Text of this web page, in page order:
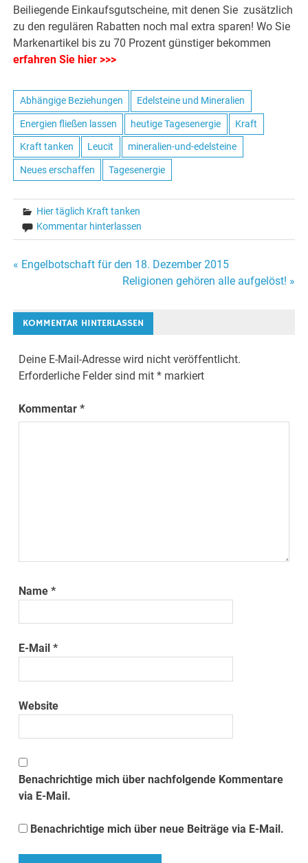
Beiliegende Einkaufsgutscheine, mit denen Sie zusätzlich
zu den regulären Rabatten noch mal extra sparen! Wo Sie
Markenartikel bis zu 70 Prozent günstiger bekommen
erfahren Sie hier >>>
Abhängige Beziehungen Edelsteine und Mineralien
Energien fließen lassen heutige Tagesenergie Kraft
Kraft tanken Leucit mineralien-und-edelsteine
Neues erschaffen Tagesenergie
Hier täglich Kraft tanken
Kommentar hinterlassen
Navigation
« Engelbotschaft für den 18. Dezember 2015
Religionen gehören alle aufgelöst! »
KOMMENTAR HINTERLASSEN
Deine E-Mail-Adresse wird nicht veröffentlicht.
Erforderliche Felder sind mit* markiert
Kommentar*
Name*
E-Mail*
Website
Benachrichtige mich über nachfolgende Kommentare
via E-Mail.
Benachrichtige mich über neue Beiträge via E-Mail.